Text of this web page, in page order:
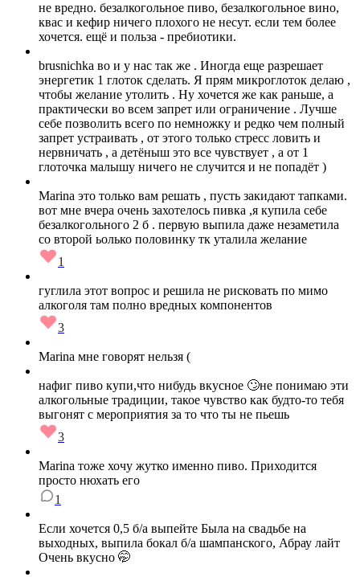
не вредно. безалкогольное пиво, безалкогольное вино,
квас и кефир ничего плохого не несут. если тем более
хочется. ещё и польза - пребиотики.
brusnichka во и у нас так же . Иногда еще разрешает
энергетик 1 глоток сделать. Я прям микроглоток делаю ,
чтобы желание утолить . Ну хочется же как раньше, а
практически во всем запрет или ограничение . Лучше
себе позволить всего по немножку и редко чем полный
запрет устраивать , от этого только стресс ловить и
нервничать , а детёныш это все чувствует , а от 1
глоточка малышу ничего не случится и не попадёт )
Marina это только вам решать , пусть закидают тапками.
вот мне вчера очень захотелось пивка ,я купила себе
безалкогольного 2 б . первую выпила даже незаметила
со второй ьолько половинку тк уталила желание
1
гуглила этот вопрос и решила не рисковать по мимо
алкоголя там полно вредных компонентов
3
Marina мне говорят нельзя (
нафиг пиво купи,что нибудь вкусное 🙄не понимаю эти
алкогольные традиции, такое чувство как будто-то тебя
выгонят с мероприятия за то что ты не пьешь
3
Marina тоже хочу жутко именно пиво. Приходится
просто нюхать его
1
Если хочется 0,5 б/а выпейте Была на свадьбе на
выходных, выпила бокал б/а шампанского, Абрау лайт
Очень вкусно 🤭